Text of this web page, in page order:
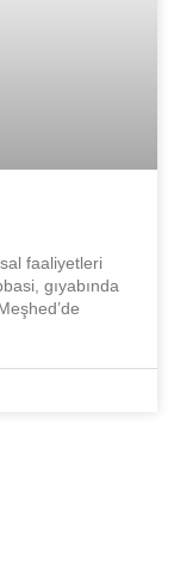
faaliyetleri
gıyabında